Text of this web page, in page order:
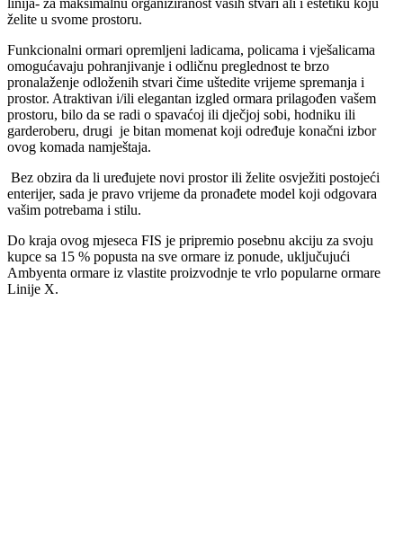
želite u svome prostoru.
Funkcionalni ormari opremljeni ladicama, policama i vješalicama
omogućavaju pohranjivanje i odličnu preglednost te brzo
pronalaženje odloženih stvari čime uštedite vrijeme spremanja i
prostor. Atraktivan i/ili elegantan izgled ormara prilagođen vašem
prostoru, bilo da se radi o spavaćoj ili dječjoj sobi, hodniku ili
garderoberu, drugi je bitan momenat koji određuje konačni izbor
ovog komada namještaja.
Bez obzira da li uređujete novi prostor ili želite osvježiti postojeći
enterijer, sada je pravo vrijeme da pronađete model koji odgovara
vašim potrebama i stilu.
Do kraja ovog mjeseca FIS je pripremio posebnu akciju za svoju
kupce sa 15 % popusta na sve ormare iz ponude, uključujući
Ambyenta ormare iz vlastite proizvodnje te vrlo popularne ormare
Linije X.